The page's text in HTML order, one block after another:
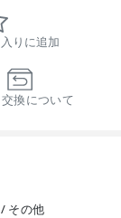
りに追加
換について
その他